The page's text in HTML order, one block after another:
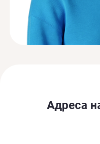
Адреса